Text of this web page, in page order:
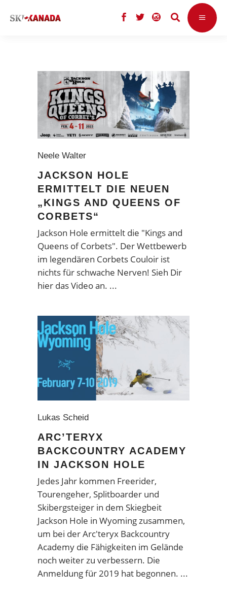
Neele Walter
JACKSON HOLE
ERMITTELT DIE NEUEN
„KINGS AND QUEENS OF
CORBETS“
Jackson Hole ermittelt die "Kings and
Queens of Corbets". Der Wettbewerb
im legendären Corbets Couloir ist
nichts für schwache Nerven! Sieh Dir
hier das Video an.
Lukas Scheid
ARC’TERYX
BACKCOUNTRY ACADEMY
IN JACKSON HOLE
Jedes Jahr kommen Freerider,
Tourengeher, Splitboarder und
Skibergsteiger in dem Skiegbeit
Jackson Hole in Wyoming zusammen,
um bei der Arc'teryx Backcountry
Academy die Fähigkeiten im Gelände
noch weiter zu verbessern. Die
Anmeldung für 2019 hat begonnen.